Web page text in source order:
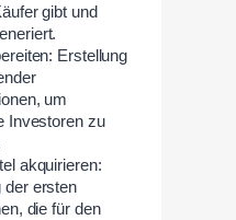
gibt und
Erstellung
um
Investoren zu
akquirieren:
der ersten
die für den